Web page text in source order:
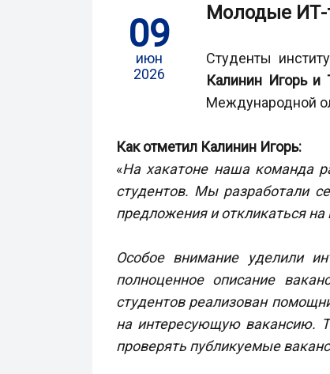
09
июн
2026
Молодые ИТ-
Студенты
Калинин Игорь и
Международной
Как отметил Калинин Игорь:
«На хакатоне наша команда
студентов. Мы разработали
предложения и откликаться на
Особое внимание уделили
полноценное описание
студентов реализован
на интересующую вакансию.
проверять публикуемые